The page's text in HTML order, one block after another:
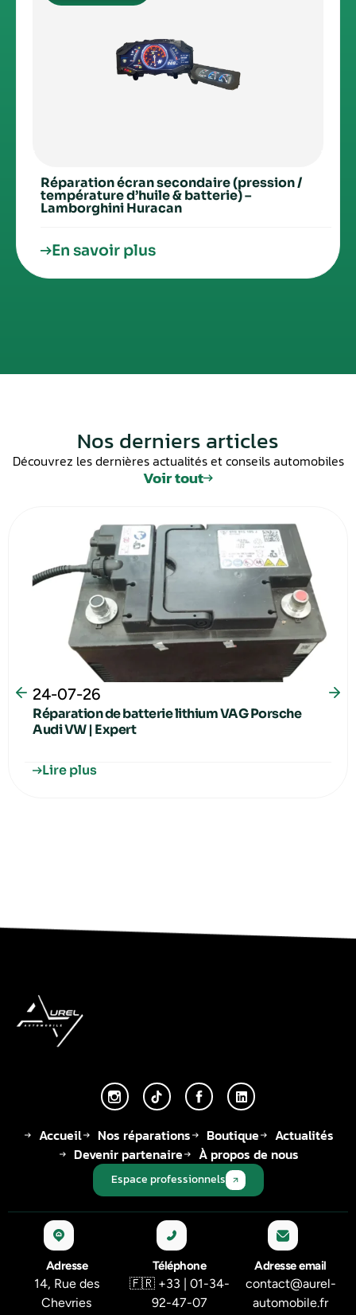
Réparation écran secondaire (pression /
température d’huile & batterie) –
Lamborghini Huracan
En savoir plus
Nos derniers articles
Découvrez les dernières actualités et conseils automobiles
Voir tout
24-07-26
Réparation de batterie lithium VAG Porsche
Audi VW | Expert
Lire plus
Accueil Nos réparations Boutique
Actualités
Devenir partenaire
À propos de nous
Espace professionnels
Adresse
14, Rue des
Chevries
Téléphone
🇫🇷 +33 | 01-34-
92-47-07
Adresse email
contact@aurel-
automobile.fr